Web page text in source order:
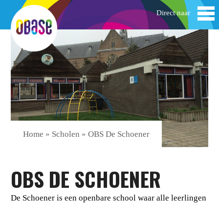
Home » Scholen »OBS De Schoener
OBS DE SCHOENER
De Schoener is een openbare school waar alle leerlingen